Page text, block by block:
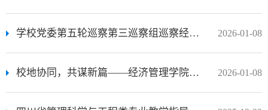
学校党委第五轮巡察第三巡察组巡察经济管理学院党委工作动员会召开 2026-01-08
校地协同，共谋新篇——经济管理学院助力供销社编制“十五五”规划 2026-01-08